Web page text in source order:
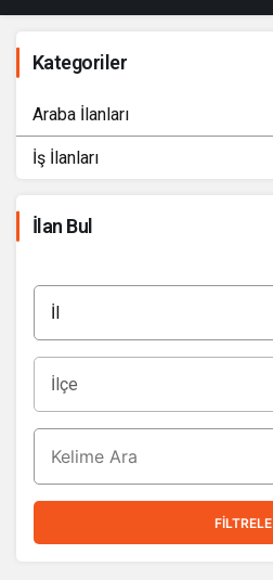
Kategoriler
Araba İlanları
İş İlanları
İlan Bul
FILTRELE